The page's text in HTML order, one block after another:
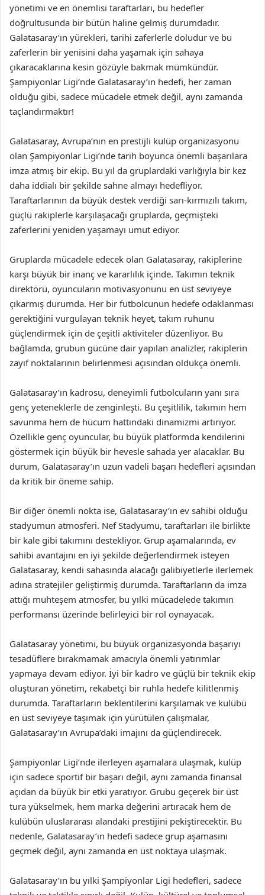
yönetimi ve en önemlisi taraftarları, bu hedefler
doğrultusunda bir bütün haline gelmiş durumdadır.
Galatasaray’ın yürekleri, tarihi zaferlerle doludur ve bu
zaferlerin bir yenisini daha yaşamak için sahaya
çıkaracaklarına kesin gözüyle bakmak mümkündür.
Şampiyonlar Ligi’nde Galatasaray’ın hedefi, her zaman
olduğu gibi, sadece mücadele etmek değil, aynı zamanda
taçlandırmaktır!
Galatasaray, Avrupa’nın en prestijli kulüp organizasyonu
olan Şampiyonlar Ligi’nde tarih boyunca önemli başarılara
imza atmış bir ekip. Bu yıl da gruplardaki varlığıyla bir kez
daha iddialı bir şekilde sahne almayı hedefliyor.
Taraftarlarının da büyük destek verdiği sarı-kırmızılı takım,
güçlü rakiplerle karşılaşacağı gruplarda, geçmişteki
zaferlerini yeniden yaşamayı umut ediyor.
Gruplarda mücadele edecek olan Galatasaray, rakiplerine
karşı büyük bir inanç ve kararlılık içinde. Takımın teknik
direktörü, oyuncuların motivasyonunu en üst seviyeye
çıkarmış durumda. Her bir futbolcunun hedefe odaklanması
gerektiğini vurgulayan teknik heyet, takım ruhunu
güçlendirmek için de çeşitli aktiviteler düzenliyor. Bu
bağlamda, grubun gücüne dair yapılan analizler, rakiplerin
zayıf noktalarının belirlenmesi açısından oldukça önemli.
Galatasaray’ın kadrosu, deneyimli futbolcuların yanı sıra
genç yeteneklerle de zenginleşti. Bu çeşitlilik, takımın hem
savunma hem de hücum hattındaki dinamizmi artırıyor.
Özellikle genç oyuncular, bu büyük platformda kendilerini
göstermek için büyük bir hevesle sahada yer alacaklar. Bu
durum, Galatasaray’ın uzun vadeli başarı hedefleri açısından
da kritik bir öneme sahip.
Bir diğer önemli nokta ise, Galatasaray’ın ev sahibi olduğu
stadyumun atmosferi. Nef Stadyumu, taraftarları ile birlikte
bir kale gibi takımını destekliyor. Grup aşamalarında, ev
sahibi avantajını en iyi şekilde değerlendirmek isteyen
Galatasaray, kendi sahasında alacağı galibiyetlerle ilerlemek
adına stratejiler geliştirmiş durumda. Taraftarların da imza
attığı muhteşem atmosfer, bu yılki mücadelede takımın
performansı üzerinde belirleyici bir rol oynayacak.
Galatasaray yönetimi, bu büyük organizasyonda başarıyı
tesadüflere bırakmamak amacıyla önemli yatırımlar
yapmaya devam ediyor. İyi bir kadro ve güçlü bir teknik ekip
oluşturan yönetim, rekabetçi bir ruhla hedefe kilitlenmiş
durumda. Taraftarların beklentilerini karşılamak ve kulübü
en üst seviyeye taşımak için yürütülen çalışmalar,
Galatasaray’ın Avrupa’daki imajını da güçlendirecek.
Şampiyonlar Ligi’nde ilerleyen aşamalara ulaşmak, kulüp
için sadece sportif bir başarı değil, aynı zamanda finansal
açıdan da büyük bir etki yaratıyor. Grubu geçerek bir üst
tura yükselmek, hem marka değerini artıracak hem de
kulübün uluslararası alandaki prestijini pekiştirecektir. Bu
nedenle, Galatasaray’ın hedefi sadece grup aşamasını
geçmek değil, aynı zamanda en üst noktaya ulaşmak.
Galatasaray’ın bu yılki Şampiyonlar Ligi hedefleri, sadece